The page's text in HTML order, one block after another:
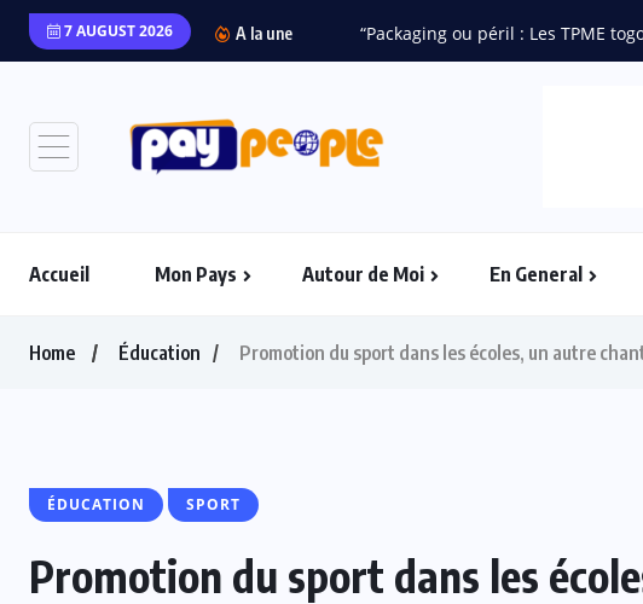
7 AUGUST 2026 A la une “Packaging ou péril : Les TPME
Accueil Mon Pays Autour de Moi En General
Home Éducation Promotion du sport dans les écoles, un autre
ÉDUCATION SPORT
Promotion du sport dans les